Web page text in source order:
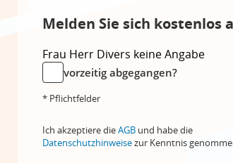
Melden Sie sich kostenlos
Frau Herr Divers keine Angabe
vorzeitig abgegangen?
* Pflichtfelder
Ich akzeptiere dieAGB und habe die
Datenschutzhinweisezur Kenntnis